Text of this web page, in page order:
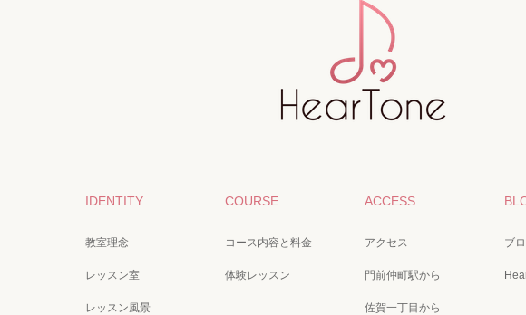
IDENTITY
教室理念
レッスン室
レッスン風景
COURSE
コース内容と料金
体験レッスン
ACCESS
アクセス
門前仲町駅から
佐賀一丁目から
ブ